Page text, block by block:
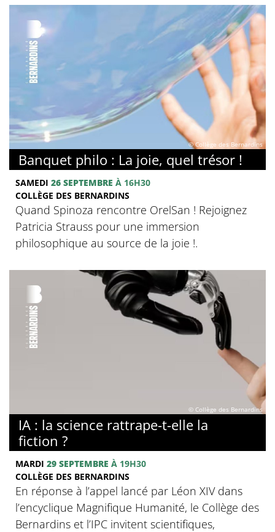
© Collège des Bernardins
Banquet philo : La joie, quel trésor !
SAMEDI 26 SEPTEMBRE À 16H30
COLLÈGE DES BERNARDINS
Quand Spinoza rencontre OrelSan ! Rejoignez
Patricia Strauss pour une immersion
philosophique au source de la joie !.
© Collège des Bernardins
IA : la science rattrape-t-elle la
fiction ?
MARDI 29 SEPTEMBRE À 19H30
COLLÈGE DES BERNARDINS
En réponse à l’appel lancé par Léon XIV dans
l’encyclique Magnifique Humanité, le Collège des
Bernardins et l’IPC invitent scientifiques,